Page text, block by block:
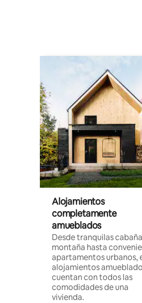
Alojamientos
completamente
amueblados
Desde tranquilas
montaña hasta
apartamentos urbanos,
alojamientos
cuentan con todos las
comodidades de una
vivienda.